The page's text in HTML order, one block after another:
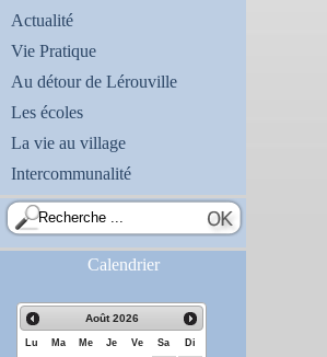
Actualité
Vie Pratique
Au détour de Lérouville
Les écoles
La vie au village
Intercommunalité
Calendrier
Août 2026
Lu Ma Me Je Ve Sa
Di